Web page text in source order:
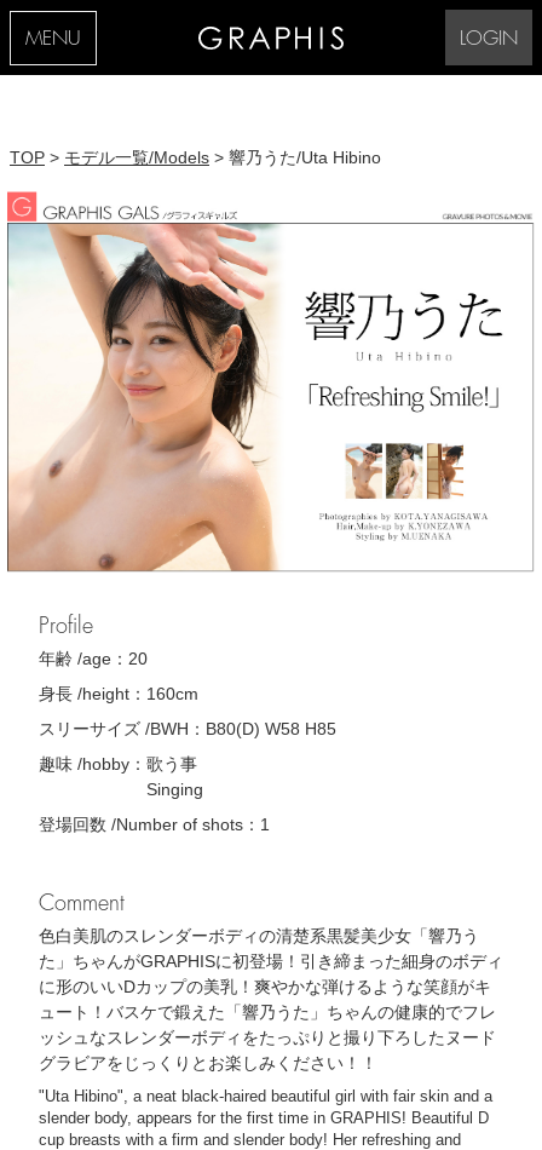
MENU LOGIN
TOP > モデル一覧/Models > 響乃うた/Uta Hibino
Profile
年齢 /age： 20
身長 /height： 160cm
スリーサイズ /BWH： B80(D) W58 H85
趣味 /hobby： 歌う事
Singing
登場回数 /Number of shots： 1
Comment
色白美肌のスレンダーボディの清楚系黒髪美少女「響乃う
た」ちゃんがGRAPHISに初登場！引き締まった細身のボディ
に形のいいDカップの美乳！爽やかな弾けるような笑顔がキ
ュート！バスケで鍛えた「響乃うた」ちゃんの健康的でフレ
ッシュなスレンダーボディをたっぷりと撮り下ろしたヌード
グラビアをじっくりとお楽しみください！！
"Uta Hibino", a neat black-haired beautiful girl with fair skin and a
slender body, appears for the first time in GRAPHIS! Beautiful D
cup breasts with a firm and slender body! Her refreshing and